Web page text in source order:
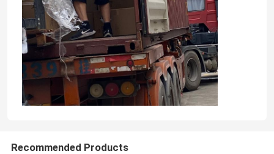
Recommended Products